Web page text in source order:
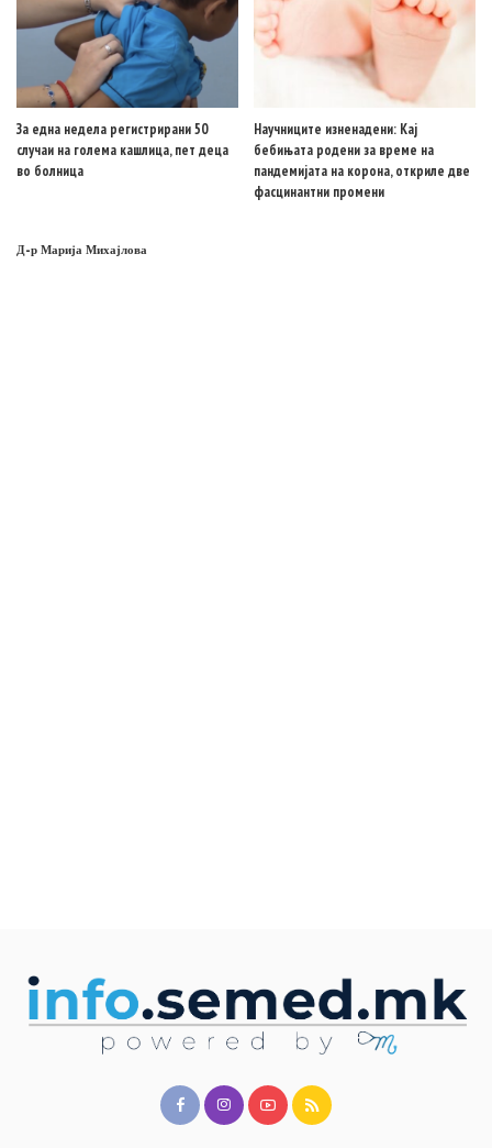
За една недела регистрирани 50
случаи на голема кашлица, пет деца
во болница
Научниците изненадени: Кај
бебињата родени за време на
пандемијата на корона, откриле две
фасцинантни промени
Д-р Марија Михајлова